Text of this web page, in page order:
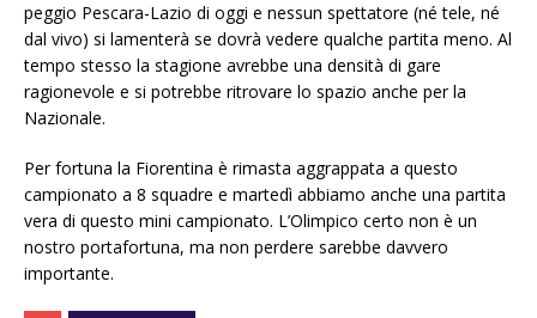
peggio Pescara-Lazio di oggi e nessun spettatore (né tele, né
dal vivo) si lamenterà se dovrà vedere qualche partita meno. Al
tempo stesso la stagione avrebbe una densità di gare
ragionevole e si potrebbe ritrovare lo spazio anche per la
Nazionale.
Per fortuna la Fiorentina è rimasta aggrappata a questo
campionato a 8 squadre e martedì abbiamo anche una partita
vera di questo mini campionato. L’Olimpico certo non è un
nostro portafortuna, ma non perdere sarebbe davvero
importante.